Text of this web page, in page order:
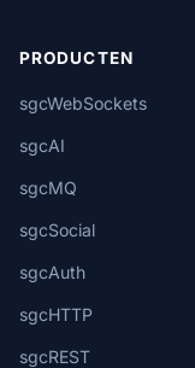
PRODUCTEN
sgcWebSockets
sgcAI
sgcMQ
sgcSocial
sgcAuth
sgcHTTP
sgcREST